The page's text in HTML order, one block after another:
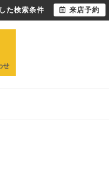
せ
た検索条件 来店予約